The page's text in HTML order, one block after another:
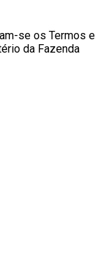
se os Termos e
da Fazenda